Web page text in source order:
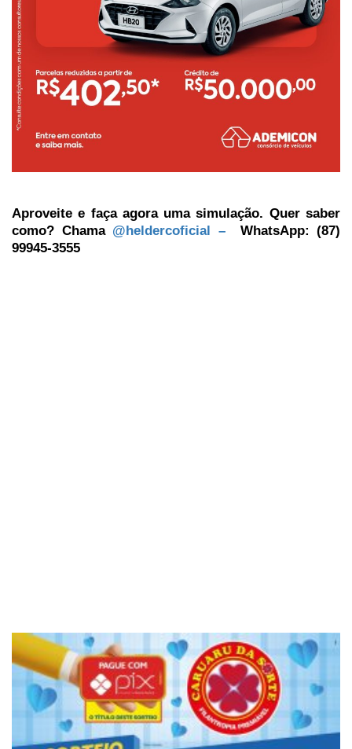
Aproveite e faça agora uma simulação. Quer saber
como? Chama @heldercoficial –
WhatsApp: (87)
99945-3555